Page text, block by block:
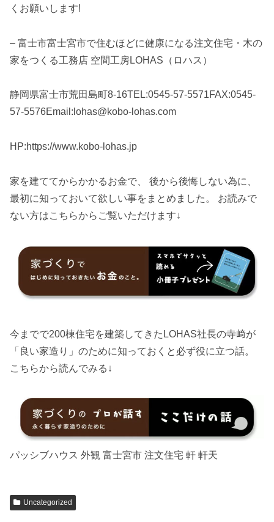
くお願いします!
– 富士市富士宮市で住むほどに健康になる注文住宅・木の
家をつくる工務店 空間工房LOHAS（ロハス）
静岡県富士市荒田島町8-16TEL:0545-57-5571FAX:0545-
57-5576Email:lohas@kobo-lohas.com
HP:https://www.kobo-lohas.jp
家を建ててからかかるお金で、 後から後悔しない為に、
最初に知っておいて欲しい事をまとめました。 お読みで
ない方はこちらからご覧いただけます↓
今までで200棟住宅を建築してきたLOHAS社長の寺﨑が
「良い家造り」のために知っておくと必ず役に立つ話。
こちらから読んでみる↓
パッシブハウス 外観 富士宮市 注文住宅 軒 軒天
Uncategorized